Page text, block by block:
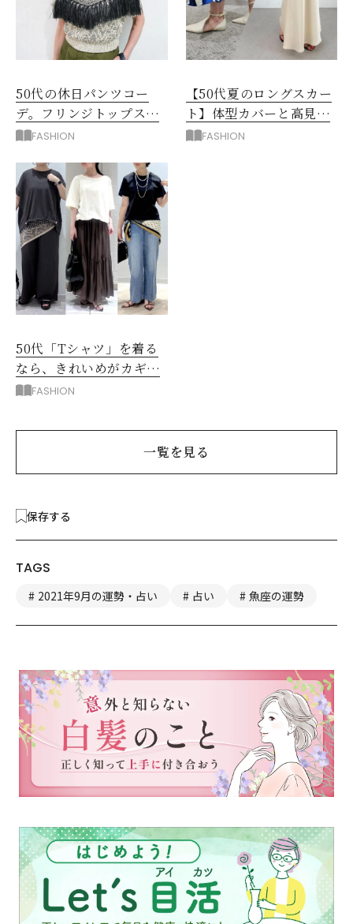
50代の休日パンツコー
デ。フリンジトップスを
主役に洗練アースカラー
FASHION
【50代夏のロングスカー
ト】体型カバーと高見え
を叶える4コーデ
FASHION
50代「Tシャツ」を着る
なら、きれいめがカギ！
部屋着に見えないコツ
FASHION
一覧を見る
保存する
TAGS
2021年9月の運勢・占い 占い 魚座の運勢